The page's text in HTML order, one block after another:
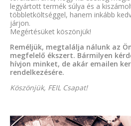
legyártott termék súlya és a
többletköltséggel, hanem inkább
járjon.
Megértésüket köszönjük!
Reméljük, megtalálja nálunk az
megfelelő ékszert. Bármilyen
hívjon minket, de akár emailen
rendelkezésére.
Köszönjük, FEIL Csapat!